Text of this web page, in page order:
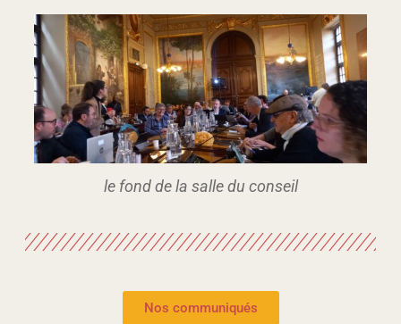
le fond de la salle du conseil
Nos communiqués